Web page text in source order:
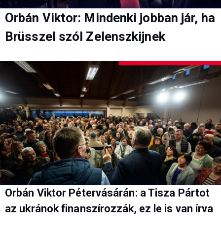
Orbán Viktor: Mindenki jobban jár, ha
Brüsszel szól Zelenszkijnek
Orbán Viktor Pétervásárán: a Tisza Pártot
az ukránok finanszírozzák, ez le is van írva